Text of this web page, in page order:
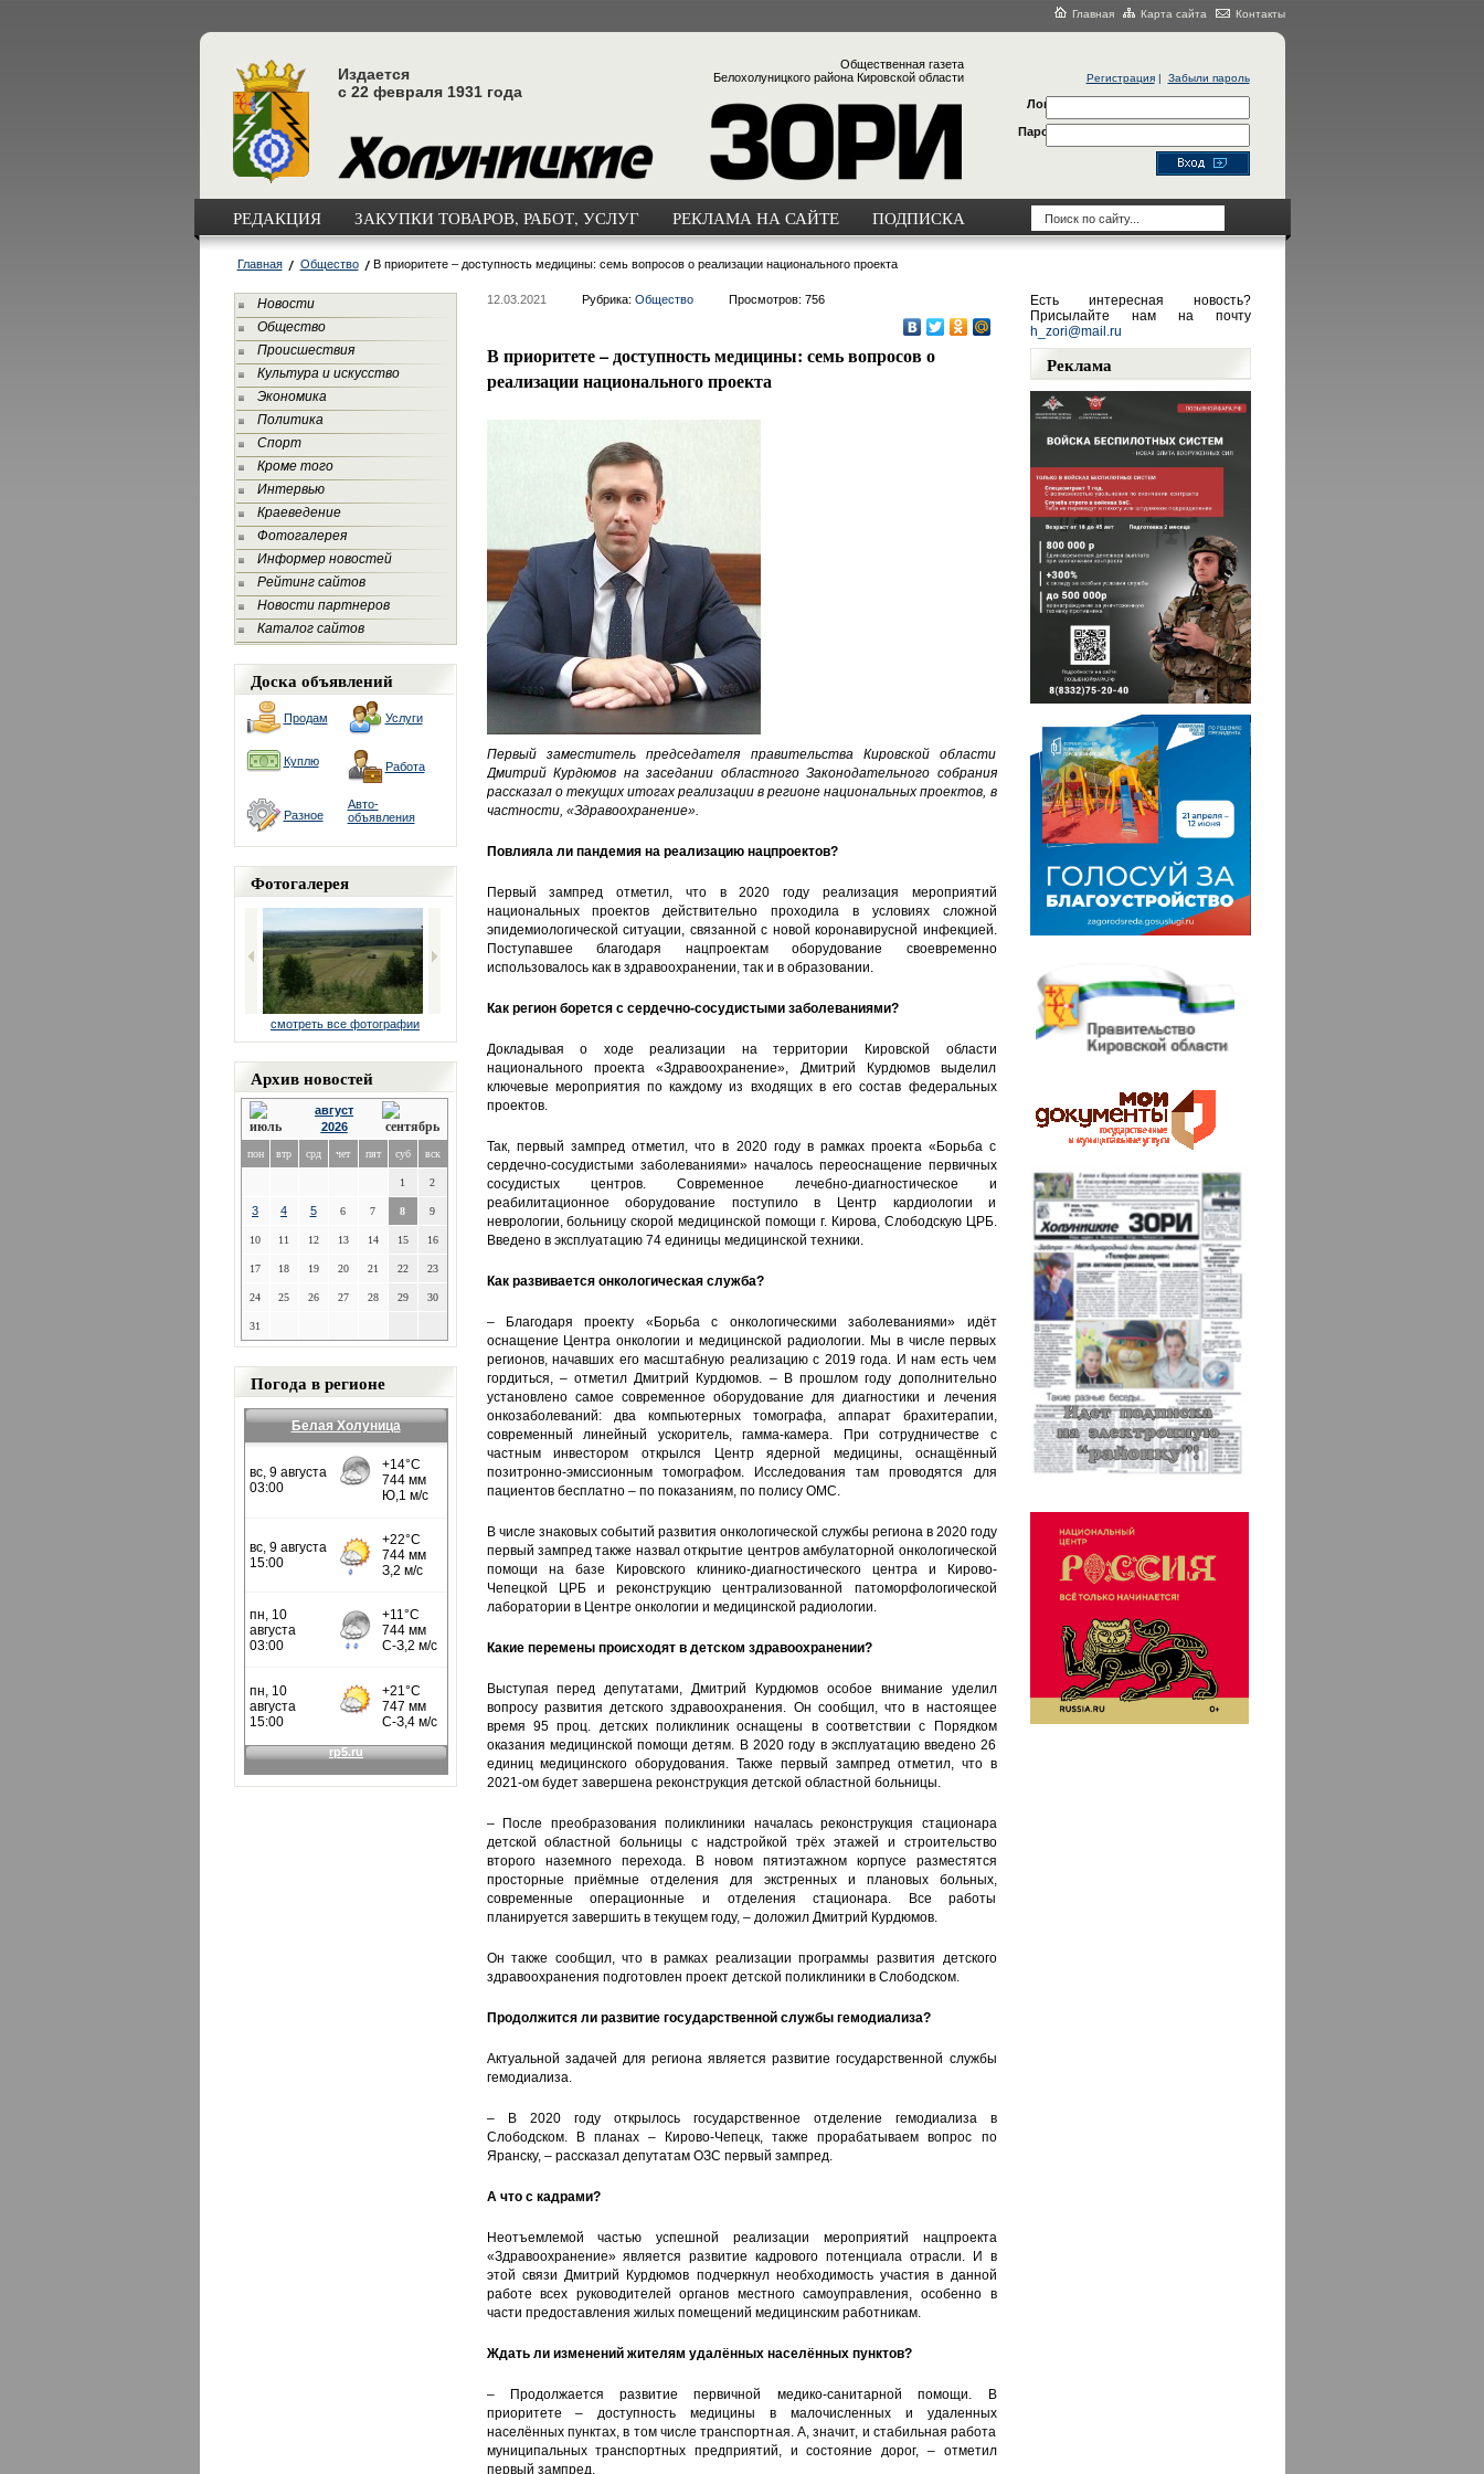
Главная Карта сайта Контакты
Издается
с 22 февраля 1931 года
Общественная газета
Белохолуницкого района Кировской области
Регистрация| Забыли пароль
Логин
Пароль
РЕДАКЦИЯ ЗАКУПКИ ТОВАРОВ, РАБОТ, УСЛУГ РЕКЛАМА НА САЙТЕ ПОДПИСКА
Главная Общество В приоритете – доступность медицины: семь вопросов о реализации национального проекта
Новости
Общество
Происшествия
Культура и искусство
Экономика
Политика
Спорт
Кроме того
Интервью
Краеведение
Фотогалерея
Информер новостей
Рейтинг сайтов
Новости партнеров
Каталог сайтов
Доска объявлений
Продам Услуги
Куплю Работа
Разное
Авто-
объявления
Фотогалерея
смотреть все фотографии
Архив новостей
август
2026
пон втр срд чет пят суб вск
1 2
3 4 5 6 7 8 9
10 11 12 13 14 15 16
17 18 19 20 21 22 23
24 25 26 27 28 29 30
31
Погода в регионе
Белая Холуница
12.03.2021 Рубрика: Общество Просмотров: 756
В приоритете – доступность медицины: семь вопросов о
реализации национального проекта
Первый заместитель председателя правительства Кировской области
Дмитрий Курдюмов на заседании областного Законодательного собрания
рассказал о текущих итогах реализации в регионе национальных проектов, в
частности, «Здравоохранение».
Повлияла ли пандемия на реализацию нацпроектов?
Первый зампред отметил, что в 2020 году реализация мероприятий
национальных проектов действительно проходила в условиях сложной
эпидемиологической ситуации, связанной с новой коронавирусной инфекцией.
Поступавшее благодаря нацпроектам оборудование своевременно
использовалось как в здравоохранении, так и в образовании.
Как регион борется с сердечно-сосудистыми заболеваниями?
Докладывая о ходе реализации на территории Кировской области
национального проекта «Здравоохранение», Дмитрий Курдюмов выделил
ключевые мероприятия по каждому из входящих в его состав федеральных
проектов.
Так, первый зампред отметил, что в 2020 году в рамках проекта «Борьба с
сердечно-сосудистыми заболеваниями» началось переоснащение первичных
сосудистых центров. Современное лечебно-диагностическое и
реабилитационное оборудование поступило в Центр кардиологии и
неврологии, больницу скорой медицинской помощи г. Кирова, Слободскую ЦРБ.
Введено в эксплуатацию 74 единицы медицинской техники.
Как развивается онкологическая служба?
– Благодаря проекту «Борьба с онкологическими заболеваниями» идёт
оснащение Центра онкологии и медицинской радиологии. Мы в числе первых
регионов, начавших его масштабную реализацию с 2019 года. И нам есть чем
гордиться, – отметил Дмитрий Курдюмов. – В прошлом году дополнительно
установлено самое современное оборудование для диагностики и лечения
онкозаболеваний: два компьютерных томографа, аппарат брахитерапии,
современный линейный ускоритель, гамма-камера. При сотрудничестве с
частным инвестором открылся Центр ядерной медицины, оснащённый
позитронно-эмиссионным томографом. Исследования там проводятся для
пациентов бесплатно – по показаниям, по полису ОМС.
В числе знаковых событий развития онкологической службы региона в 2020 году
первый зампред также назвал открытие центров амбулаторной онкологической
помощи на базе Кировского клинико-диагностического центра и Кирово-
Чепецкой ЦРБ и реконструкцию централизованной патоморфологической
лаборатории в Центре онкологии и медицинской радиологии.
Какие перемены происходят в детском здравоохранении?
Выступая перед депутатами, Дмитрий Курдюмов особое внимание уделил
вопросу развития детского здравоохранения. Он сообщил, что в настоящее
время 95 проц. детских поликлиник оснащены в соответствии с Порядком
оказания медицинской помощи детям. В 2020 году в эксплуатацию введено 26
единиц медицинского оборудования. Также первый зампред отметил, что в
2021-ом будет завершена реконструкция детской областной больницы.
– После преобразования поликлиники началась реконструкция стационара
детской областной больницы с надстройкой трёх этажей и строительство
второго наземного перехода. В новом пятиэтажном корпусе разместятся
просторные приёмные отделения для экстренных и плановых больных,
современные операционные и отделения стационара. Все работы
планируется завершить в текущем году, – доложил Дмитрий Курдюмов.
Он также сообщил, что в рамках реализации программы развития детского
здравоохранения подготовлен проект детской поликлиники в Слободском.
Продолжится ли развитие государственной службы гемодиализа?
Актуальной задачей для региона является развитие государственной службы
гемодиализа.
– В 2020 году открылось государственное отделение гемодиализа в
Слободском. В планах – Кирово-Чепецк, также прорабатываем вопрос по
Яранску, – рассказал депутатам ОЗС первый зампред.
А что с кадрами?
Неотъемлемой частью успешной реализации мероприятий нацпроекта
«Здравоохранение» является развитие кадрового потенциала отрасли. И в
этой связи Дмитрий Курдюмов подчеркнул необходимость участия в данной
работе всех руководителей органов местного самоуправления, особенно в
части предоставления жилых помещений медицинским работникам.
Ждать ли изменений жителям удалённых населённых пунктов?
– Продолжается развитие первичной медико-санитарной помощи. В
приоритете – доступность медицины в малочисленных и удаленных
населённых пунктах, в том числе транспортная. А, значит, и стабильная работа
муниципальных транспортных предприятий, и состояние дорог, – отметил
первый зампред.
Есть интересная новость?
Присылайте нам на почту
h_zori@mail.ru
Реклама